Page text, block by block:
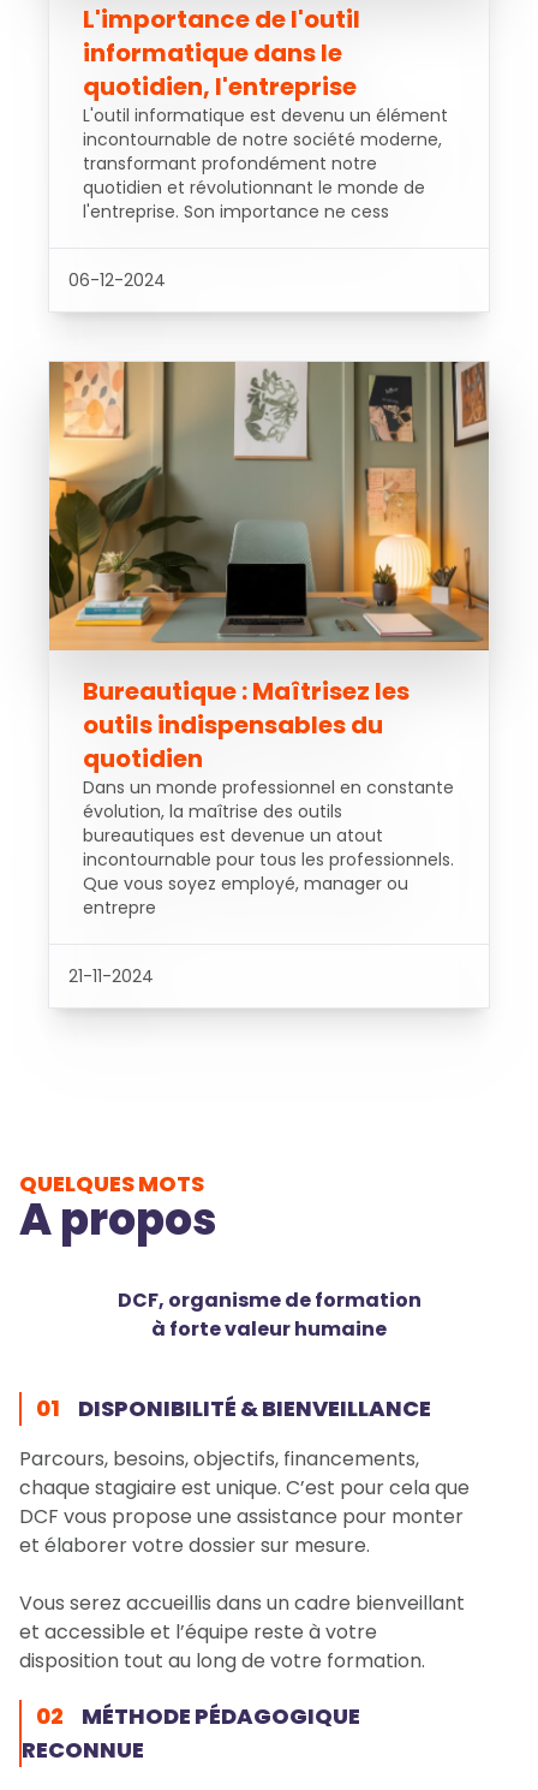
L'importance de l'outil
informatique dans le
quotidien, l'entreprise
L'outil informatique est devenu un élément
incontournable de notre société moderne,
transformant profondément notre
quotidien et révolutionnant le monde de
l'entreprise. Son importance ne cess
06-12-2024
Bureautique : Maîtrisez les
outils indispensables du
quotidien
Dans un monde professionnel en constante
évolution, la maîtrise des outils
bureautiques est devenue un atout
incontournable pour tous les professionnels.
Que vous soyez employé, manager ou
entrepre
21-11-2024
QUELQUES MOTS
A propos
DCF, organisme de formation
à forte valeur humaine
01 DISPONIBILITÉ & BIENVEILLANCE
Parcours, besoins, objectifs, financements,
chaque stagiaire est unique. C’est pour cela que
DCF vous propose une assistance pour monter
et élaborer votre dossier sur mesure.
Vous serez accueillis dans un cadre bienveillant
et accessible et l’équipe reste à votre
disposition tout au long de votre formation.
02
MÉTHODE PÉDAGOGIQUE
RECONNUE